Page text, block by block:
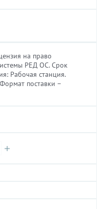
на право
РЕД ОС. Cрок
Рабочая станция.
поставки –